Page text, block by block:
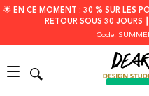
🌟 EN CE MOMENT : 30 % SUR LES
RETOUR SOUS 30 JOURS
Code: